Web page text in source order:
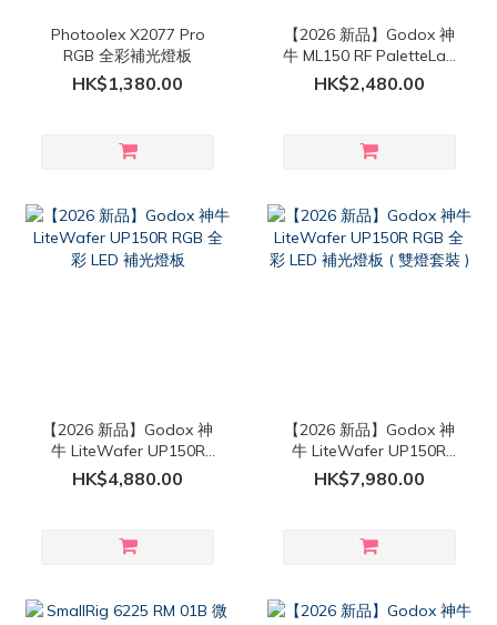
Photoolex X2077 Pro
RGB 全彩補光燈板
HK$1,380.00
【2026 新品】Godox 神
牛 ML150 RF PaletteLab
RGB 全彩 LED 補光燈
HK$2,480.00
【2026 新品】Godox 神
牛 LiteWafer UP150R
RGB 全彩 LED 補光燈板
HK$4,880.00
【2026 新品】Godox 神
牛 LiteWafer UP150R
RGB 全彩 LED 補光燈板 (
雙燈套裝 )
HK$7,980.00